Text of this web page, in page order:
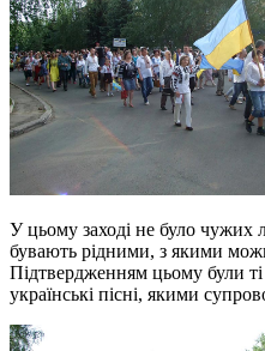
У цьому заході не було чужих
бувають рідними, з якими
Підтвердженням цьому були ті
українські пісні, якими